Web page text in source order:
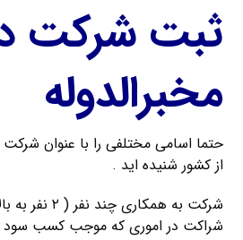
ثبت شرکت
مخبرالدوله
حتما اسامی مختلفی را با عنوان
از کشور شنیده اید .
شرکت به
شراکت در اموری که موجب کسب